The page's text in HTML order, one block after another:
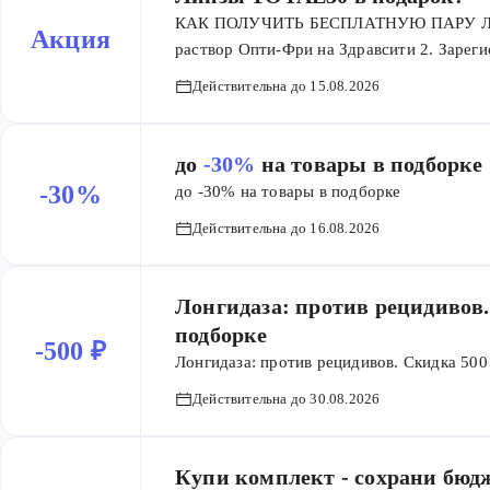
Awards 2025 среди лучших аптечных
Акция
КАК ПОЛУЧИТЬ БЕСПЛАТНУЮ ПАРУ
раствор Опти-Фри на Здравсити 2.
предварительного уведомления.
полного акционного ассортимента в
2600001 Полные правила проведения акции
Действительна до 15.08.2026
-30%
до -30% на товары в подборке
до -30% на товары в подборке
Действительна до 16.08.2026
-500 ₽
Лонгидаза: против
подборке
Лонгидаза: против рецидивов. Скидка
Действительна до 30.08.2026
Купи комплект - сохрани